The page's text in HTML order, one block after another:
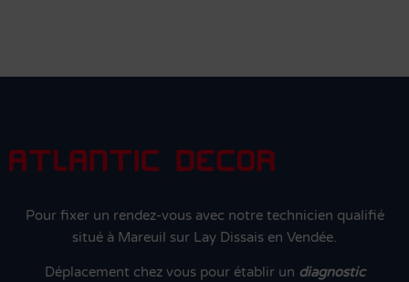
Pour fixer un rendez-vous avec notre technicien qualifié
situé à Mareuil sur Lay Dissais en Vendée.
Déplacement chez vous pour établir un diagnostic